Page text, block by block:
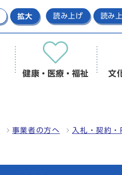
拡大 読み上げ 読み
健康・医療・福祉
文
事業者の方へ 入札・契約